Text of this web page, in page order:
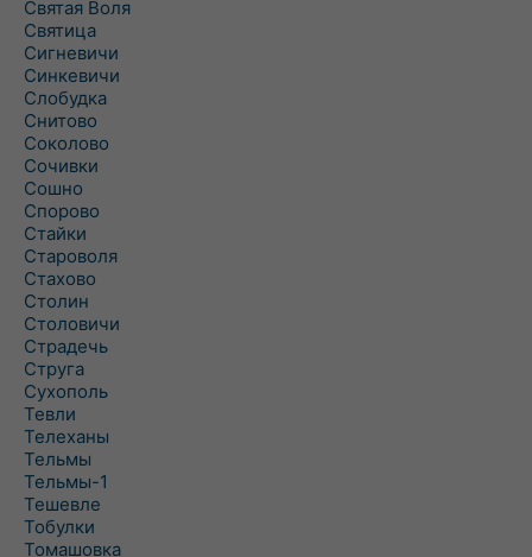
Святая Воля
Святица
Сигневичи
Синкевичи
Слобудка
Снитово
Соколово
Сочивки
Сошно
Спорово
Стайки
Староволя
Стахово
Столин
Столовичи
Страдечь
Струга
Сухополь
Тевли
Телеханы
Тельмы
Тельмы-1
Тешевле
Тобулки
Томашовка